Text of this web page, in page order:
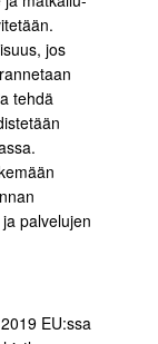
jos
tehdä
palvelujen
EU:ssa